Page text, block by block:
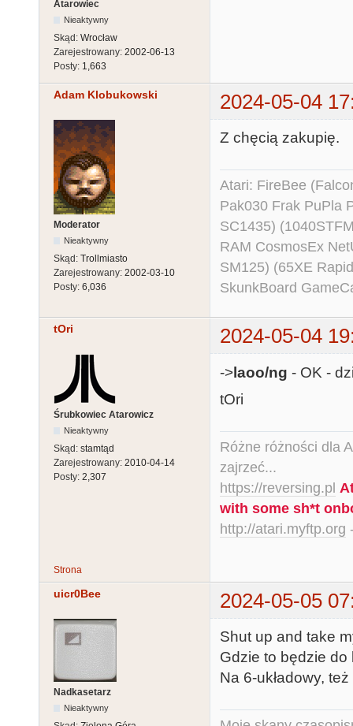
Atarowiec
Nieaktywny
Skąd: Wrocław
Zarejestrowany: 2002-06-13
Posty: 1,663
Adam Klobukowski 2024-05-04
Moderator
Nieaktywny
Skąd: Trollmiasto
Zarejestrowany: 2002-03-10
Posty: 6,036
Z chęcią zakupię.
Atari: FireBee
Pak030 Frak PuPla
SC1435)
RAM CosmosEx
SM125) (65XE
SkunkBoard
tOri 2024-05-04
Śrubkowiec Atarowicz
Nieaktywny
Skąd: stamtąd
Zarejestrowany: 2010-04-14
Posty: 2,307
->laoo/ng - OK -
tOri
Różne różności dla
zajrzeć...
https://reversing.pl
with some sh*t
http://atari.myftp.org
Strona
uicr0Bee 2024-05-05
Nadkasetarz
Nieaktywny
Shut up and take
Gdzie to będzie
Na 6-układowy,